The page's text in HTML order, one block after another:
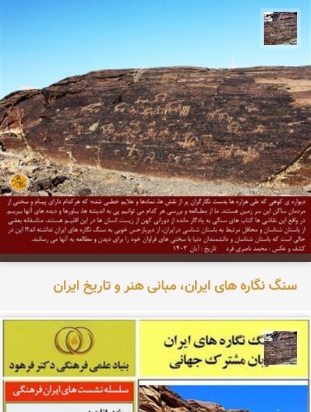
سنگ نگاره های ایران، مبانی هنر و تاریخ ایران
محمد ناصری فرد